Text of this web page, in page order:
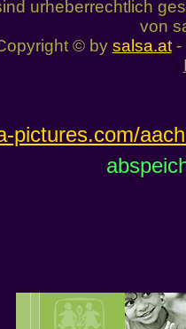
urheberrechtlich
von
© by salsa.at-
pictures.com/